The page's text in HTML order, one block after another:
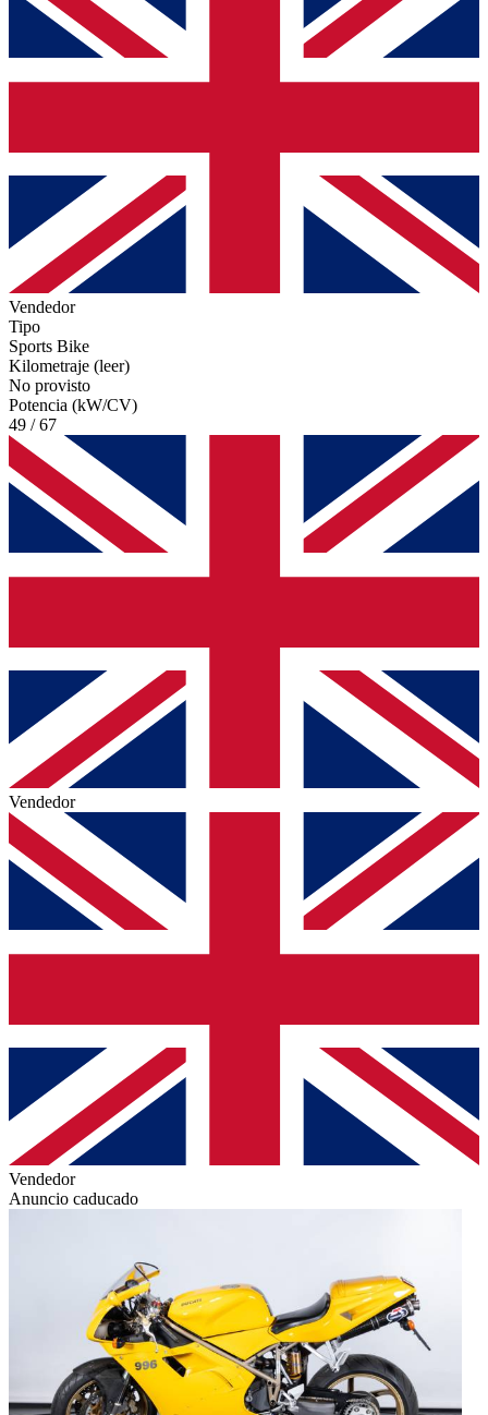
Vendedor
Tipo
Sports Bike
Kilometraje (leer)
No provisto
Potencia (kW/CV)
49 / 67
Vendedor
Vendedor
Anuncio caducado